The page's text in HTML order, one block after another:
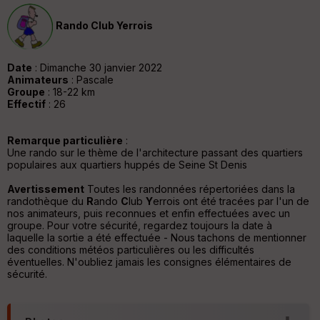
é
t
ar
v
e
le
Rando Club Yerrois
Date : Dimanche 30 janvier 2022
Animateurs : Pascale
Groupe : 18-22 km
Effectif : 26
Remarque particulière :
Une rando sur le thème de l'architecture passant des quartiers
populaires aux quartiers huppés de Seine St Denis
Avertissement Toutes les randonnées répertoriées dans la
randothèque du Rando Club Yerrois ont été tracées par l'un de
nos animateurs, puis reconnues et enfin effectuées avec un
groupe. Pour votre sécurité, regardez toujours la date à
laquelle la sortie a été effectuée - Nous tachons de mentionner
des conditions météos particulières ou les difficultés
éventuelles. N'oubliez jamais les consignes élémentaires de
sécurité.